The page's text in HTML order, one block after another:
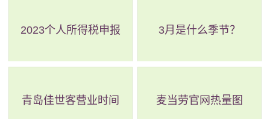
联酋、也门、约旦等国家，是亚洲最大的沙漠，世界上第二
和岩石山脉构成，气候极其干燥，年平均降雨量不足100毫
2023个人所得税申报 3月是什么季节？
青岛佳世客营业时间 麦当劳官网热量图